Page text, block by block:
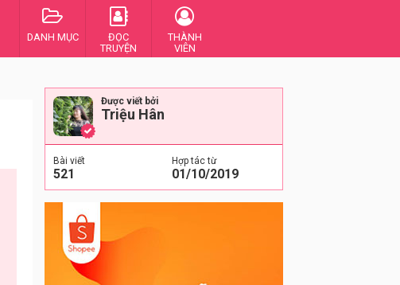
DANH MỤC
ĐỌC
TRUYỆN
THÀNH
VIÊN
Được viết bởi
Triệu Hân
Bài viết
521
Hợp tác từ
01/10/2019